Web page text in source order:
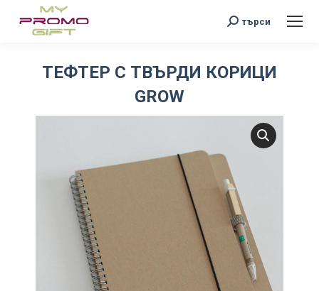
Search:
търси
ТЕФТЕР С ТВЪРДИ КОРИЦИ
GROW
You are here: